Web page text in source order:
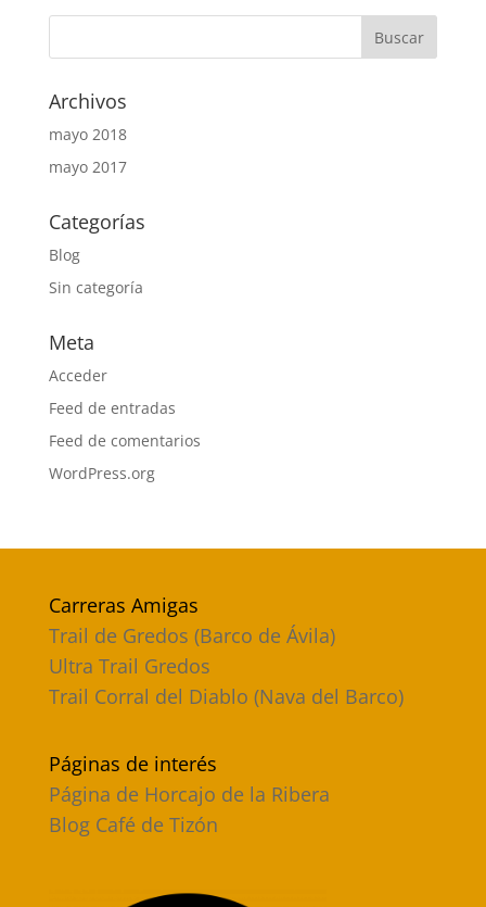
Archivos
mayo 2018
mayo 2017
Categorías
Blog
Sin categoría
Meta
Acceder
Feed de entradas
Feed de comentarios
WordPress.org
Carreras Amigas
Trail de Gredos (Barco de Ávila)
Ultra Trail Gredos
Trail Corral del Diablo (Nava del Barco)
Páginas de interés
Página de Horcajo de la Ribera
Blog Café de Tizón